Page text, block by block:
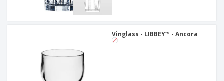
Vinglass - LIBBEY™ - Ancora